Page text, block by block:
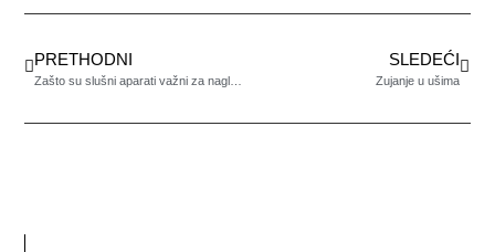
PRETHODNI SLEDEĆI
Zujanje u ušima